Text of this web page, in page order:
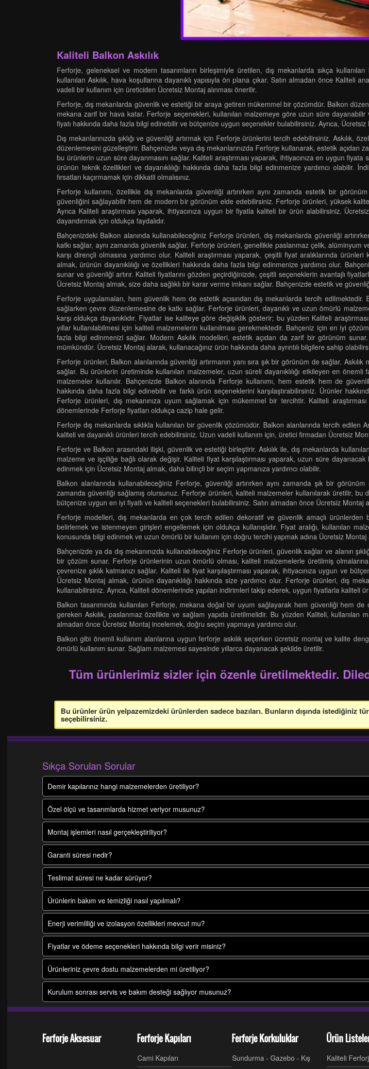
Kaliteli Balkon Askılık
Ferforje, geleneksel ve modern tasarımların birleşimiyle üretilen, dış mekanlarda sıkça
kullanılan Askılık, hava koşullarına dayanıklı yapısıyla ön plana çıkar. Satın almadan önce
vadeli bir kullanım için üreticiden Ücretsiz Montaj alınması önerilir.
Ferforje, dış mekanlarda güvenlik ve estetiği bir araya getiren mükemmel bir çözümdür. Balkon
mekana zarif bir hava katar. Ferforje seçenekleri, kullanılan malzemeye göre uzun süre dayanabilir
fiyatı hakkında daha fazla bilgi edinebilir ve bütçenize uygun seçenekler bulabilirsiniz. Ayrıca,
Dış mekanlarınızda şıklığı ve güvenliği artırmak için Ferforje ürünlerini tercih edebilirsiniz. Askılık,
düzenlemesini güzelleştirir. Bahçenizde veya dış mekanlarınızda Ferforje kullanarak, estetik
bu ürünlerin uzun süre dayanmasını sağlar. Kaliteli araştırması yaparak, ihtiyacınıza en uygun
ürünün teknik özellikleri ve dayanıklılığı hakkında daha fazla bilgi edinmenize yardımcı
fırsatları kaçırmamak için dikkatli olmalısınız.
Ferforje kullanımı, özellikle dış mekanlarda güvenliği artırırken aynı zamanda estetik bir
güvenliğini sağlayabilir hem de modern bir görünüm elde edebilirsiniz. Ferforje ürünleri, yüksek kalite
Ayrıca Kaliteli araştırması yaparak, ihtiyacınıza uygun bir fiyatla kaliteli bir ürün alabilirsiniz.
dayandırmak için oldukça faydalıdır.
Bahçenizdeki Balkon alanında kullanabileceğiniz Ferforje ürünleri, dış mekanlarda güvenliği
katkı sağlar, aynı zamanda güvenlik sağlar. Ferforje ürünleri, genellikle paslanmaz çelik, alüminyum
karşı dirençli olmasına yardımcı olur. Kaliteli araştırması yaparak, çeşitli fiyat aralıklarında
almak, ürünün dayanıklılığı ve özellikleri hakkında daha fazla bilgi edinmenize yardımcı olur.
sunar ve güvenliği artırır. Kaliteli fiyatlarını gözden geçirdiğinizde, çeşitli seçeneklerin avantajlı
Ücretsiz Montaj almak, size daha sağlıklı bir karar verme imkanı sağlar. Bahçenizde estetik ve
Ferforje uygulamaları, hem güvenlik hem de estetik açısından dış mekanlarda tercih edilmektedir.
sağlarken çevre düzenlemesine de katkı sağlar. Ferforje ürünleri, dayanıklı ve uzun ömürlü
karşı oldukça dayanıklıdır. Fiyatlar ise kaliteye göre değişiklik gösterir; bu yüzden Kaliteli
yıllar kullanılabilmesi için kaliteli malzemelerin kullanılması gerekmektedir. Bahçeniz için en iyi
fazla bilgi edinmenizi sağlar. Modern Askılık modelleri, estetik açıdan da zarif bir görünüm
mümkündür. Ücretsiz Montaj alarak, kullanacağınız ürün hakkında daha ayrıntılı bilgilere sahip
Ferforje ürünleri, Balkon alanlarında güvenliği artırmanın yanı sıra şık bir görünüm de sağlar.
sağlar. Bu ürünlerin üretiminde kullanılan malzemeler, uzun süreli dayanıklılığı etkileyen en
malzemeler kullanılır. Bahçenizde Balkon alanında Ferforje kullanımı, hem estetik hem de
hakkında daha fazla bilgi edinebilir ve farklı ürün seçeneklerini karşılaştırabilirsiniz. Ürünler
Ferforje ürünleri, dış mekanınıza uyum sağlamak için mükemmel bir tercihtir. Kaliteli
dönemlerinde Ferforje fiyatları oldukça cazip hale gelir.
Ferforje dış mekanlarda sıklıkla kullanılan bir güvenlik çözümüdür. Balkon alanlarında tercih edilen
kaliteli ve dayanıklı ürünleri tercih edebilirsiniz. Uzun vadeli kullanım için, üretici firmadan Ücretsiz
Ferforje ve Balkon arasındaki ilişki, güvenlik ve estetiği birleştirir. Askılık ile, dış mekanlarda
malzeme ve işçiliğe bağlı olarak değişir. Kaliteli fiyat karşılaştırması yaparak, uzun süre
edinmek için Ücretsiz Montaj almak, daha bilinçli bir seçim yapmanıza yardımcı olabilir.
Balkon alanlarında kullanabileceğiniz Ferforje, güvenliği artırırken aynı zamanda şık bir görünüm
zamanda güvenliği sağlamış olursunuz. Ferforje ürünleri, kaliteli malzemeler kullanılarak üretilir, bu
bütçenize uygun en iyi fiyatlı ve kaliteli seçenekleri bulabilirsiniz. Satın almadan önce Ücretsiz
Ferforje modelleri, dış mekanlarda en çok tercih edilen dekoratif ve güvenlik amaçlı ürünlerden
belirlemek ve istenmeyen girişleri engellemek için oldukça kullanışlıdır. Fiyat aralığı, kullanılan
konusunda bilgi edinmek ve uzun ömürlü bir kullanım için doğru tercihi yapmak adına Ücretsiz Montaj
Bahçenizde ya da dış mekanınızda kullanabileceğiniz Ferforje ürünleri, güvenlik sağlar ve alanın
bir çözüm sunar. Ferforje ürünlerinin uzun ömürlü olması, kaliteli malzemelerle üretilmiş olmalarına
çevrenize şıklık katmanızı sağlar. Kaliteli ile fiyat karşılaştırması yaparak, ihtiyacınıza uygun ve
Ücretsiz Montaj almak, ürünün dayanıklılığı hakkında size yardımcı olur. Ferforje ürünleri, dış
kullanabilirsiniz. Ayrıca, Kaliteli dönemlerinde yapılan indirimleri takip ederek, uygun fiyatlarla kaliteli
Balkon tasarımında kullanılan Ferforje, mekana doğal bir uyum sağlayarak hem güvenliği hem
gereken Askılık, paslanmaz özellikte ve sağlam yapıda üretilmelidir. Bu yüzden Kaliteli,
almadan önce Ücretsiz Montaj incelemek, doğru seçim yapmaya yardımcı olur.
Balkon gibi önemli kullanım alanlarına uygun ferforje askılık seçerken ücretsiz montaj ve kalite
ömürlü kullanım sunar. Sağlam malzemesi sayesinde yıllarca dayanacak şekilde üretilir.
Tüm ürünlerimiz sizler için özenle üretilmektedir.
Bu ürünler ürün yelpazemizdeki ürünlerden sadece bazıları. Bunların dışında
seçebilirsiniz.
Sıkça Sorulan Sorular
Demir kapılarınız hangi malzemelerden üretiliyor?
Özel ölçü ve tasarımlarda hizmet veriyor musunuz?
Montaj işlemleri nasıl gerçekleştiriliyor?
Garanti süresi nedir?
Teslimat süresi ne kadar sürüyor?
Ürünlerin bakım ve temizliği nasıl yapılmalı?
Enerji verimliliği ve izolasyon özellikleri mevcut mu?
Fiyatlar ve ödeme seçenekleri hakkında bilgi verir misiniz?
Ürünleriniz çevre dostu malzemelerden mi üretiliyor?
Kurulum sonrası servis ve bakım desteği sağlıyor musunuz?
Ferforje Aksesuar Ferforje Kapıları
Cami Kapıları
Ferforje Korkuluklar
Sundurma - Gazebo - Kış
Ürün
Kaliteli